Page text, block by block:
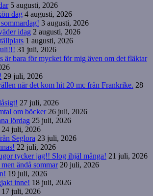
5 augusti, 2026
dag 4 augusti, 2026
3 augusti, 2026
idag 2 augusti, 2026
1 augusti, 2026
31 juli, 2026
är bara för mycket för mig även om det fläktar
29 juli, 2026
när det kom hit 20 mc från Frankrike. 28
27 juli, 2026
om böcker 26 juli, 2026
lördag 25 juli, 2026
24 juli, 2026
Seglora 23 juli, 2026
22 juli, 2026
tycker jag!! Slog ihjäl många! 21 juli, 2026
ändå sommar 20 juli, 2026
19 juli, 2026
inne! 18 juli, 2026
17 juli, 2026